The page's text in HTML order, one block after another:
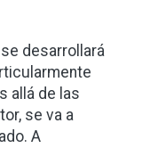
desarrollará
allá de las
se va a
A